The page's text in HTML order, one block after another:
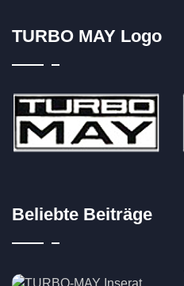
TURBO MAY Logo
Beliebte Beiträge